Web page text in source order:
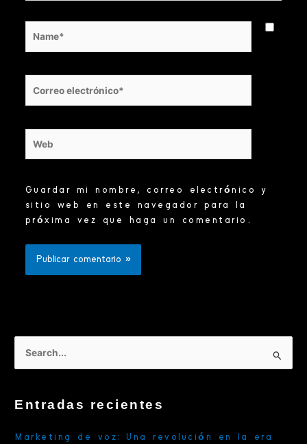
electrónico*
Guardar mi nombre, correo electrónico y
sitio web en este navegador para la
próxima vez que haga un comentario.
a
Entradas recientes
Marketing de voz: Una revolución en la era